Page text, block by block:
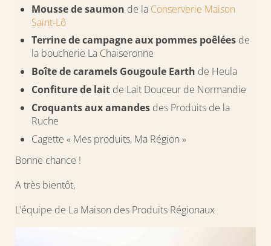
Mousse de saumon de la Conserverie Maison
Saint-Lô
Terrine de campagne aux pommes poêlées de
la boucherie La Chaiseronne
Boîte de caramels Gougoule Earth de Heula
Confiture de lait de Lait Douceur de Normandie
Croquants aux amandes des Produits de la
Ruche
Cagette « Mes produits, Ma Région »
Bonne chance !
A très bientôt,
L’équipe de La Maison des Produits Régionaux